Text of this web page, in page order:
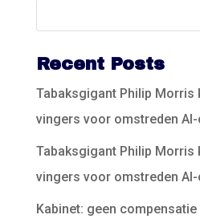
Recent Posts
Tabaksgigant Philip Morris
vingers voor omstreden
Tabaksgigant Philip Morris
vingers voor omstreden
Kabinet: geen